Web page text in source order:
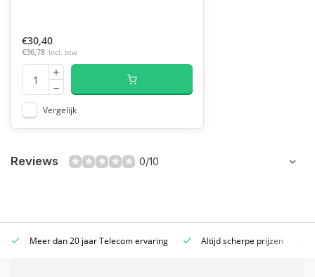
€30,40
€36,78 Incl. btw
Vergelijk
Reviews 0/10
Meer dan 20 jaar Telecom ervaring Altijd scherpe prijzen